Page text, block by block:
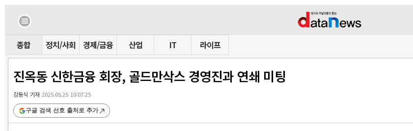
종합 정치/사회 경제/금융 산업 IT 라이프
진옥동 신한금융 회장, 골드만삭스 경영진과 연쇄 미팅
강동식 기자2025.05.25 10:07:25
구글 검색 선호 출처로 추가